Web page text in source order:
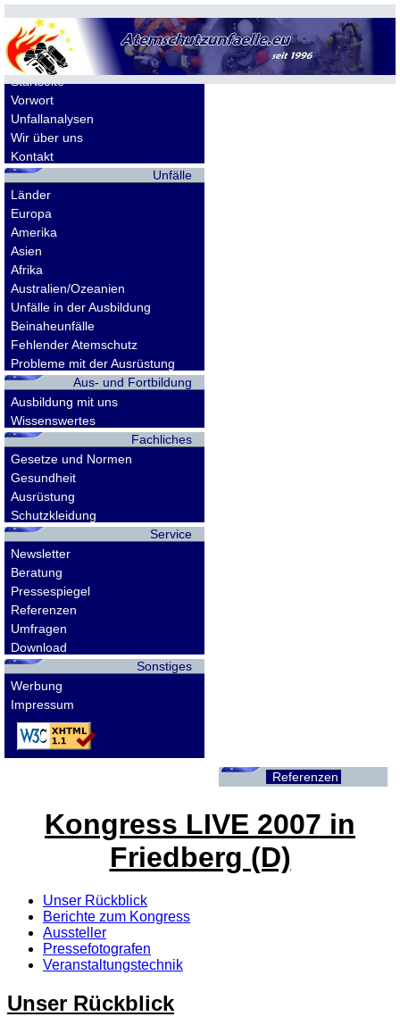
Allgemeines
Startseite
Vorwort
Unfallanalysen
Wir über uns
Kontakt
Unfälle
Länder
Europa
Amerika
Asien
Afrika
Australien/Ozeanien
Unfälle in der Ausbildung
Beinaheunfälle
Fehlender Atemschutz
Probleme mit der Ausrüstung
Aus- und Fortbildung
Ausbildung mit uns
Wissenswertes
Fachliches
Gesetze und Normen
Gesundheit
Ausrüstung
Schutzkleidung
Service
Newsletter
Beratung
Pressespiegel
Referenzen
Umfragen
Download
Sonstiges
Werbung
Impressum
Referenzen
Kongress LIVE 2007 in
Friedberg (D)
Unser Rückblick
Berichte zum Kongress
Aussteller
Pressefotografen
Veranstaltungstechnik
Unser Rückblick